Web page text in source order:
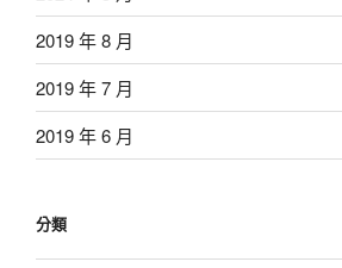
2019 年 8 月
2019 年 7 月
2019 年 6 月
分類